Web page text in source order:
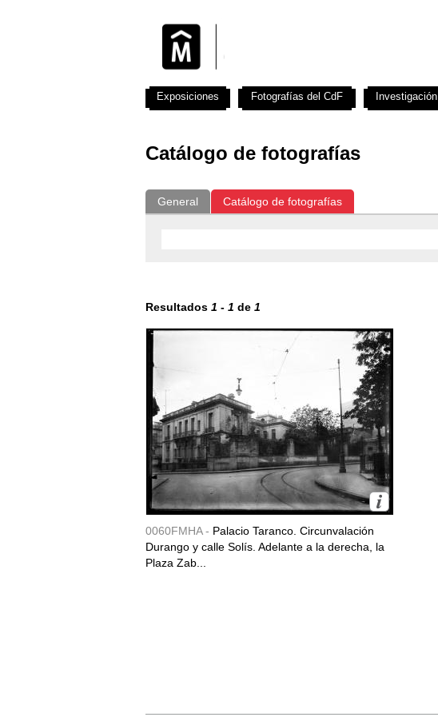
Catálogo de fotografías
General Catálogo de fotografías
Resultados 1 - 1 de 1
0060FMHA - Palacio Taranco. Circunvalación
Durango y calle Solís. Adelante a la derecha, la
Plaza Zab...
Exposiciones Fotografías del CdF Investigación